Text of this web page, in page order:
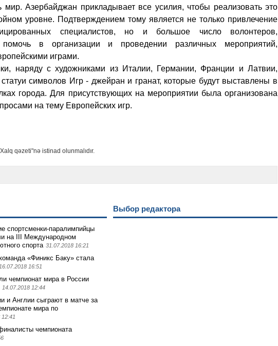
мир. Азербайджан прикладывает все усилия, чтобы реализовать это
уровне. Подтверждением тому является не только привлечение
специалистов, но и большое число волонтеров,
помочь в организации и проведении различных мероприятий,
играми.
наряду с художниками из Италии, Германии, Франции и Латвии,
символов Игр - джейран и гранат, которые будут выставлены в
города. Для присутствующих на мероприятии была организована
на тему Европейских игр.
qəzeti"nə istinad olunmalıdır.
спортсменки-паралимпийцы
на III Международном
спорта 31.07.2018 16:21
«Финикс Баку» стала
16.07.2018 16:51
чемпионат мира в России
14.07.2018 12:44
и Англии сыграют в матче за
мира по
12:41
чемпионата
Выбор редактора